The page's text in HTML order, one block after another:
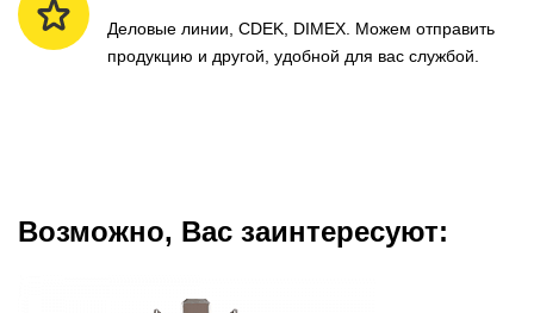
Деловые линии, CDEK, DIMEX. Можем отправить
продукцию и другой, удобной для вас службой.
Возможно, Вас заинтересуют: